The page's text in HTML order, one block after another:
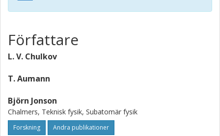
Författare
L. V. Chulkov
T. Aumann
Björn Jonson
Chalmers, Teknisk fysik, Subatomär fysik
Forskning Andra publikationer